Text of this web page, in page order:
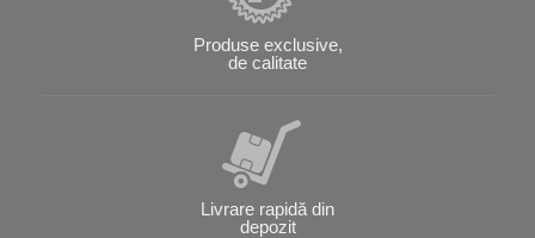
Produse exclusive,
de calitate
Livrare rapidă din
depozit